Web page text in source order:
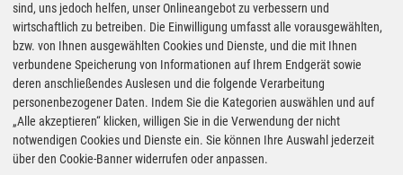
2.209€
14:30 Uhr
TotalEnergies
Wiesbadener Str. 77, 65510 Idstein
ganztägig geöffnet
Entfernung: ca. 9.1 km * Route planen
2.699€
16:05 Uhr
ARAL
A 3, 65520 Bad Camberg
ganztägig geöffnet
sind, uns jedoch helfen, unser Onlineangebot zu verbessern und
wirtschaftlich zu betreiben. Die Einwilligung umfasst alle vorausgewählten,
bzw. von Ihnen ausgewählten Cookies und Dienste, und die mit Ihnen
verbundene Speicherung von Informationen auf Ihrem Endgerät sowie
deren anschließendes Auslesen und die folgende Verarbeitung
personenbezogener Daten. Indem Sie die Kategorien auswählen und auf
„Alle akzeptieren“ klicken, willigen Sie in die Verwendung der nicht
notwendigen Cookies und Dienste ein. Sie können Ihre Auswahl jederzeit
über den Cookie-Banner widerrufen oder anpassen.